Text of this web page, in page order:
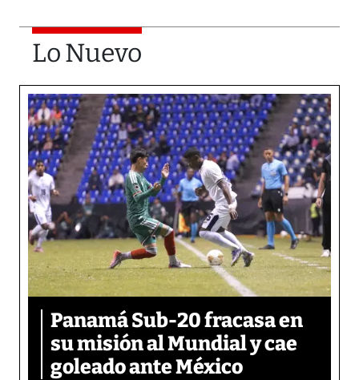
Lo Nuevo
Panamá Sub-20 fracasa en
su misión al Mundial y cae
goleado ante México